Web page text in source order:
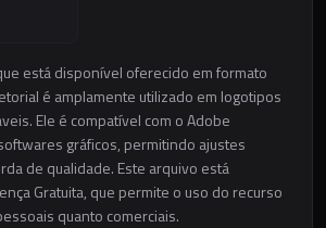
está disponível oferecido em formato
é amplamente utilizado em logotipos
Ele é compatível com o Adobe
gráficos, permitindo ajustes
de qualidade. Este arquivo está
Gratuita, que permite o uso do recurso
quanto comerciais.